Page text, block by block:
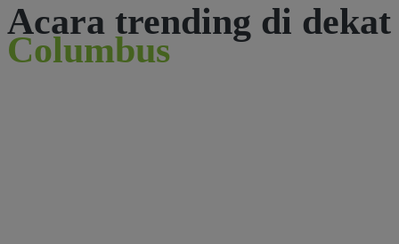
Acara trending di dekat
Columbus